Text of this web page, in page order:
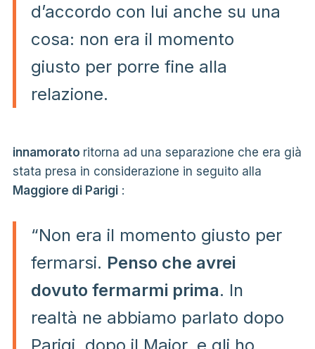
d’accordo con lui anche su una
cosa: non era il momento
giusto per porre fine alla
relazione.
innamorato ritorna ad una separazione che era già
stata presa in considerazione in seguito alla
Maggiore di Parigi:
“Non era il momento giusto per
fermarsi. Penso che avrei
dovuto fermarmi prima. In
realtà ne abbiamo parlato dopo